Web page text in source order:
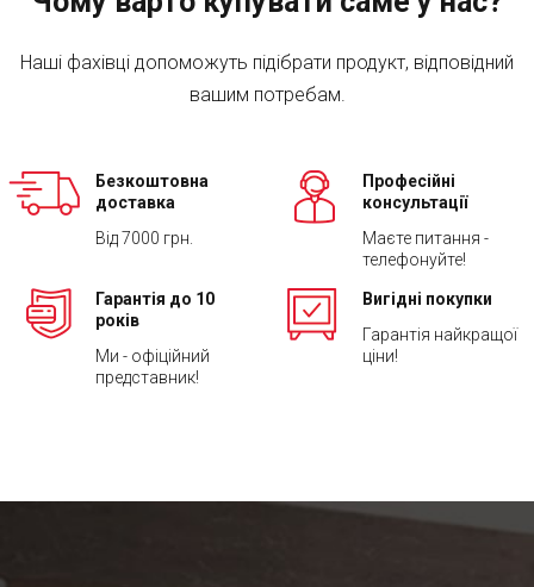
Наші фахівці допоможуть підібрати продукт, відповідний
вашим потребам.
Безкоштовна
доставка
Від 7000 грн.
Професійні
консультації
Маєте питання -
телефонуйте!
Гарантія до 10
років
Ми - офіційний
представник!
Вигідні покупки
Гарантія найкращої
ціни!